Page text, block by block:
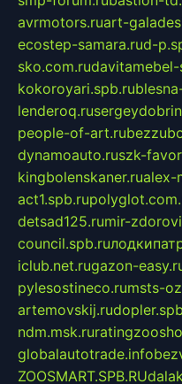
avrmotors.ruart-
ecostep-samara.rud-
sko.com.rudavitamebel-
kokoroyari.spb.ru
lenderoq.ru
people-of-art.ru
dynamoauto.ruszk-
kingbolenskaner.rualex-
act1.spb.ru
detsad125.rumir-
council.spb.ru
iclub.net.rugazon-
pylesostineco.rumsts-
artemovskij.ru
ndm.msk.ru
globalautotrade.info
ZOOSMART.SPB.RU